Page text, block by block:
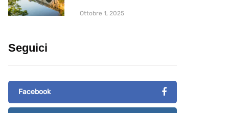
Ottobre 1, 2025
Seguici
Facebook